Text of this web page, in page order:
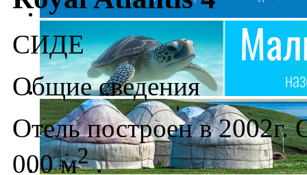
СИДЕ
Общие сведения
Отель построен в
000 м2.